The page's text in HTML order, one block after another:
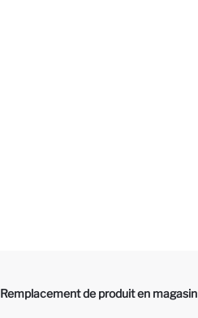
Remplacement de produit en magasin